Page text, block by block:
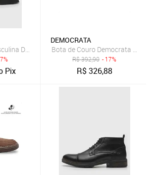
Dudalina Cano Médio Marrom
Pix
DEMOCRATA
Bota de Couro Democrata
R$392,90 - 17%
R$326,88